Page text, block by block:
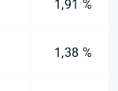
1,91 %
1,38 %